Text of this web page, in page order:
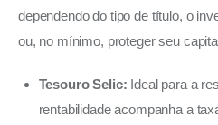
dependendo do tipo de título, o
ou, no mínimo, proteger seu
Tesouro Selic: Ideal para a
rentabilidade acompanha a